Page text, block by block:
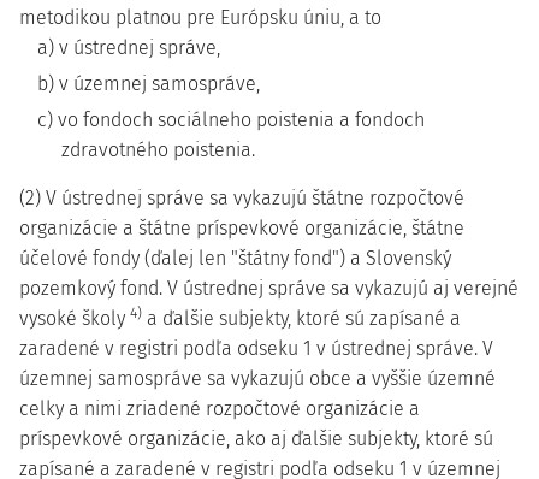
metodikou platnou pre Európsku úniu, a to
a) v ústrednej správe,
b) v územnej samospráve,
c) vo fondoch sociálneho poistenia a fondoch
zdravotného poistenia.
(2) V ústrednej správe sa vykazujú štátne rozpočtové
organizácie a štátne príspevkové organizácie, štátne
účelové fondy (ďalej len "štátny fond") a Slovenský
pozemkový fond. V ústrednej správe sa vykazujú aj verejné
vysoké školy 4) a ďalšie subjekty, ktoré sú zapísané a
zaradené v registri podľa odseku 1 v ústrednej správe. V
územnej samospráve sa vykazujú obce a vyššie územné
celky a nimi zriadené rozpočtové organizácie a
príspevkové organizácie, ako aj ďalšie subjekty, ktoré sú
zapísané a zaradené v registri podľa odseku 1 v územnej